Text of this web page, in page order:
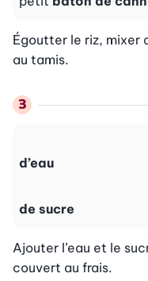
Égoutter le riz, mixer
au tamis.
d’eau
de sucre
Ajouter l’eau et le
couvert au frais.